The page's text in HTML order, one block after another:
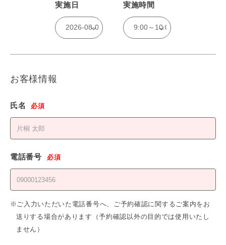
実施日 実施時間
お客様情報
氏名 必須
電話番号 必須
※ご入力いただいた電話番号へ、ご予約確認に関するご案内をお
送りする場合があります（予約確認以外の目的では使用いたし
ません）